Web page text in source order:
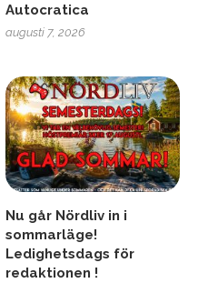
Autocratica
augusti 7, 2026
Nu går Nördliv in i
sommarläge!
Ledighetsdags för
redaktionen !